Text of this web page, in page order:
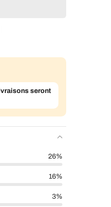
seront
26%
16%
3%